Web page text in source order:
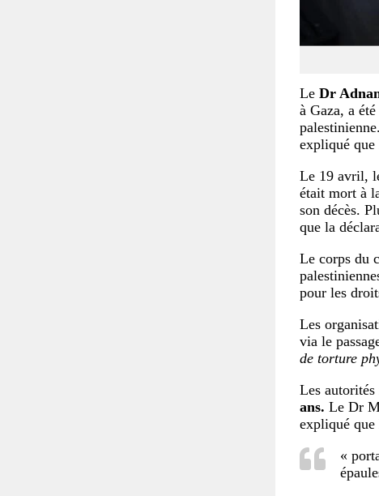
Le Dr
à Gaza, a
expliqué
Le 19 avril,
était mort à
son décès.
que la
Le corps du
pour les
Les
via le
de torture
Les autorités
ans. Le Dr
expliqué
«